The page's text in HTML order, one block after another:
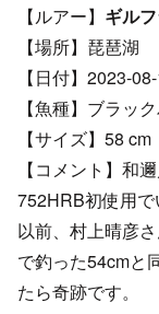
【ルアー】 ギル
【場所】琵琶湖
【日付】2023-
【魚種】ブラッ
【サイズ】58 cm
【コメント】和
752HRB初使用で
以前、村上晴彦
で釣った54cmと
たら奇跡です。